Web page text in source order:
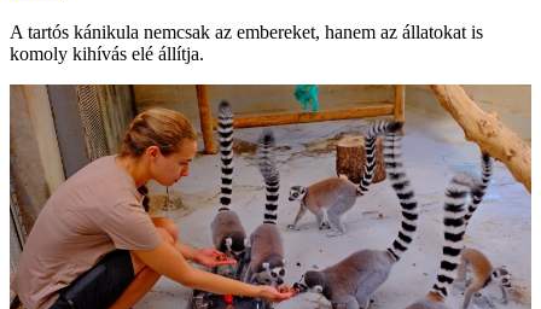
A tartós kánikula nemcsak az embereket, hanem az állatokat is
komoly kihívás elé állítja.